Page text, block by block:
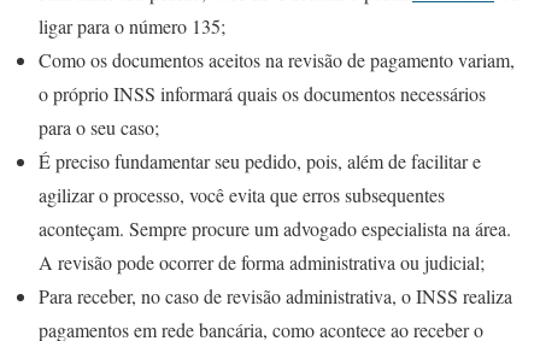
ligar para o número 135;
Como os documentos aceitos na revisão de pagamento variam,
o próprio INSS informará quais os documentos necessários
para o seu caso;
É preciso fundamentar seu pedido, pois, além de facilitar e
agilizar o processo, você evita que erros subsequentes
aconteçam. Sempre procure um advogado especialista na área.
A revisão pode ocorrer de forma administrativa ou judicial;
Para receber, no caso de revisão administrativa, o INSS realiza
pagamentos em rede bancária, como acontece ao receber o